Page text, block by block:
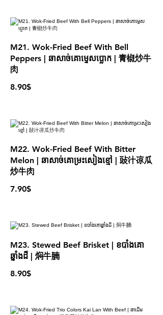
M21. Wok-Fried Beef With Bell
Peppers | ឆាសាច់គោម្ទេសប្លោក | 青椒炒牛
肉
8.90$
M22. Wok-Fried Beef With Bitter
Melon | ឆាសាច់គោម្រះសៀងខ្មៅ | 䜴汁凉瓜
炒牛肉
7.90$
M23. Stewed Beef Brisket | ខបាំងគោ
ឆ្នាំងដី​ | 焖牛腩
8.90$